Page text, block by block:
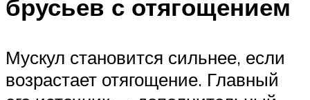
брусьев с отягощением
Мускул становится сильнее, если
возрастает отягощение. Главный